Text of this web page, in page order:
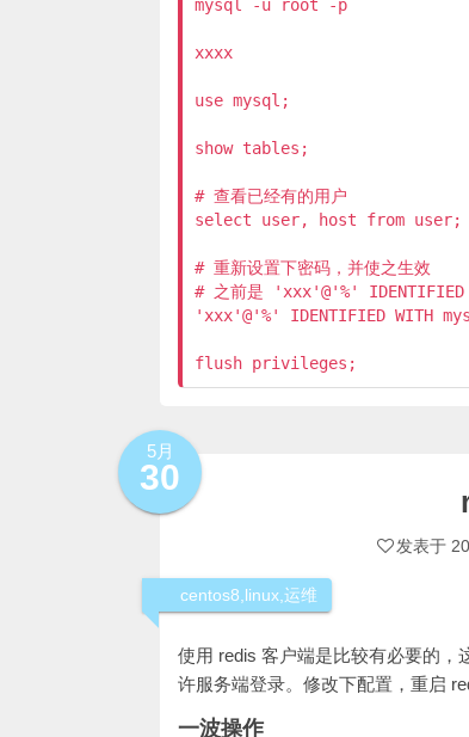
mysql -u root -p
xxxx
use mysql;
show tables;
# 查看已经有的用户
select user, host from user;
# 重新设置下密码，并使之生效
# 之前是 'xxx'@'%'
'xxx'@'%' IDENTIFIED WITH
5月
30
发表于
centos8 linux ,运维
使用 redis 客户端是比较有必要的，
许服务端登录。修改下配置，重启
一波操作